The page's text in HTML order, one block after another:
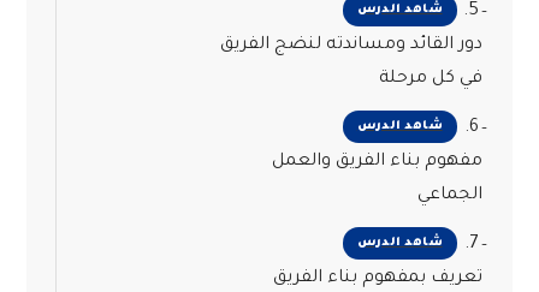
شاهد الدرس
5.
دور القائد ومساندته لنضج الفريق
في كل مرحلة
شاهد الدرس
6.
مفهوم بناء الفريق والعمل
الجماعي
شاهد الدرس
7.
تعريف بمفهوم بناء الفريق